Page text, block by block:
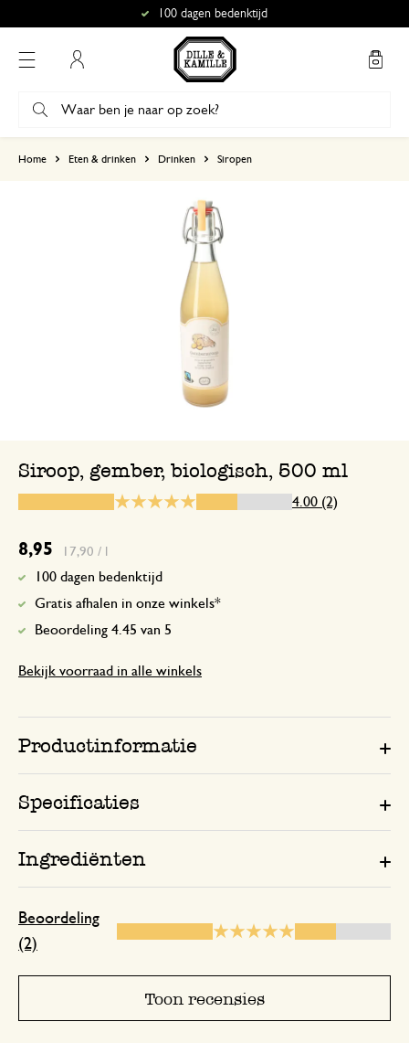
100 dagen bedenktijd
Home Eten & drinken Drinken Siropen
Siroop, gember, biologisch, 500 ml
4.00 (2)
8,95 17,90 / l
100 dagen bedenktijd
Gratis afhalen in onze winkels*
Beoordeling 4.45 van 5
Bekijk voorraad in alle winkels
Productinformatie
Specificaties
Ingrediënten
Beoordeling
(2)
Toon recensies
25 mei 2025
Enkel een score, geen toelichting
Verzendingskosten en min.